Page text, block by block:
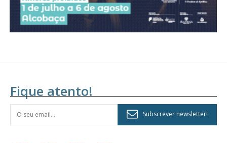
Fique atento!
Subscrever newsletter!